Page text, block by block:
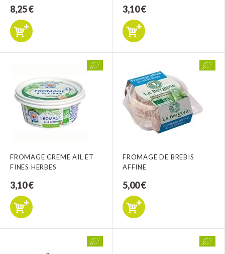
8,25 € 3,10 €
FROMAGE CREME AIL ET
FINES HERBES
3,10 €
FROMAGE DE BREBIS
AFFINE
5,00 €